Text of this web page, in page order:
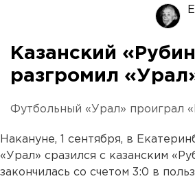
Казанский
разгромил
Футбольный «Урал» проиграл
Накануне, 1 сентября, в
«Урал» сразился с казанским
закончилась со счетом 3:0 в